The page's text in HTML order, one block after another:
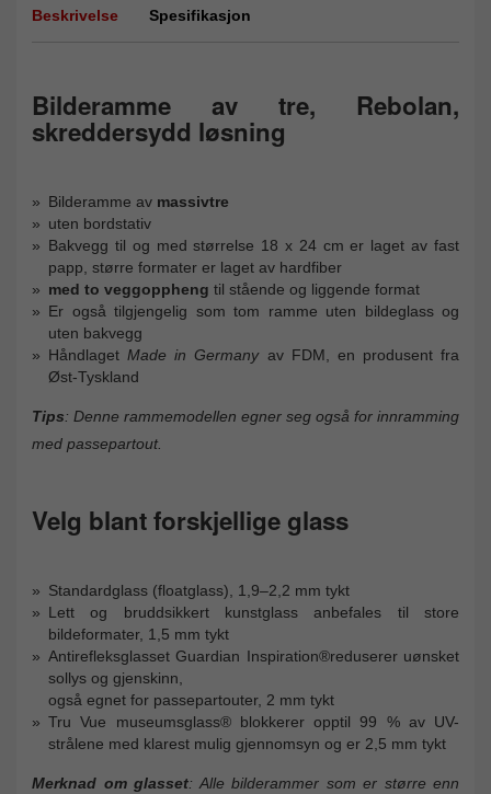
Beskrivelse Spesifikasjon
Bilderamme av tre, Rebolan,
skreddersydd løsning
Bilderamme av massivtre
uten bordstativ
Bakvegg til og med størrelse 18 x 24 cm er laget av fast
papp, større formater er laget av hardfiber
med to veggoppheng til stående og liggende format
Er også tilgjengelig som tom ramme uten bildeglass og
uten bakvegg
HåndlagetMade in Germanyav FDM, en produsent fra
Øst-Tyskland
Tips: Denne rammemodellen egner seg også for innramming
med passepartout.
Velg blant forskjellige glass
Standardglass (floatglass), 1,9–2,2 mm tykt
Lett og bruddsikkert kunstglass anbefales til store
bildeformater, 1,5 mm tykt
Antirefleksglasset Guardian Inspiration®reduserer uønsket
sollys og gjenskinn,
også egnet for passepartouter, 2 mm tykt
Tru Vue museumsglass® blokkerer opptil 99 % av UV-
strålene med klarest mulig gjennomsyn og er 2,5 mm tykt
Merknad om glasset: Alle bilderammer som er større enn